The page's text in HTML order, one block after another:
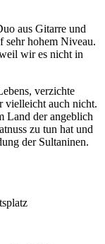
aus Gitarre und
sehr hohem Niveau.
wir es nicht in
verzichte
vielleicht auch nicht.
Land der angeblich
zu tun hat und
der Sultaninen.